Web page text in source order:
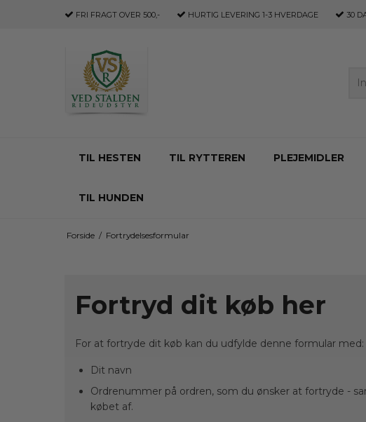
FRI FRAGT OVER 500,- HURTIG LEVERING 1-3 HVERDAGE 30
TIL HESTEN TIL RYTTEREN PLEJEMIDLER
TIL HUNDEN
Forside / Fortrydelsesformular
Fortryd dit køb her
For at fortryde dit køb kan du udfylde denne formular med:
Dit navn
Ordrenummer på ordren, som du ønsker at fortryde -
købet af.